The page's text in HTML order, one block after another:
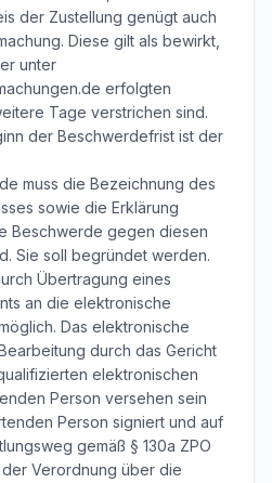
der Zustellung genügt auch
Diese gilt als bewirkt,
unter
erfolgten
Tage verstrichen sind.
der Beschwerdefrist ist der
muss die Bezeichnung des
sowie die Erklärung
Beschwerde gegen diesen
Sie soll begründet werden.
Übertragung eines
an die elektronische
Das elektronische
durch das Gericht
elektronischen
Person versehen sein
Person signiert und auf
gemäß § 130a ZPO
Verordnung über die